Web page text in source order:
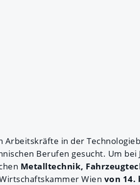
Arbeitskräfte in der
Berufen gesucht. Um bei
Metalltechnik,
Wien von 14.